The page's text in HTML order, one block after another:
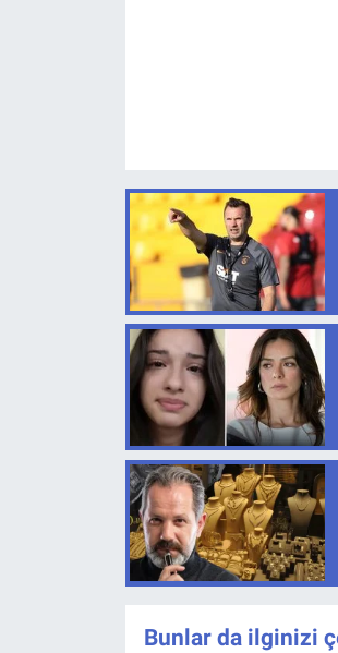
Bunlar da ilginizi